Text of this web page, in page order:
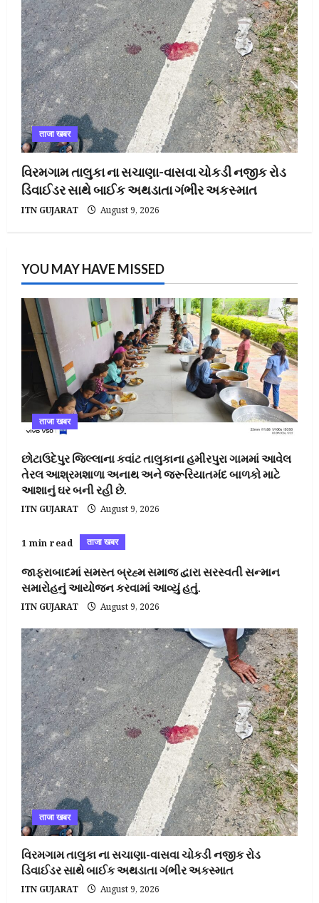
ताजा खबर
વિરમગામ તાલુકા ના સચાણા-વાસવા ચોકડી નજીક રોડ
ડિવાઈડર સાથે બાઈક અથડાતા ગંભીર અકસ્માત
ITN GUJARAT August 9, 2026
YOU MAY HAVE MISSED
ताजा खबर
છોટાઉદેપુર જિલ્લાના કવાંટ તાલુકાના હમીરપુરા ગામમાં આવેલ
તેરલ આશ્રમશાળા અનાથ અને જરૂરિયાતમંદ બાળકો માટે
આશાનું ઘર બની રહી છે.
ITN GUJARAT August 9, 2026
1 min read ताजा खबर
જાફરાબાદમાં સમસ્ત બ્રહ્મ સમાજ દ્વારા સરસ્વતી સન્માન
સમારોહનું આયોજન કરવામાં આવ્યું હતું.
ITN GUJARAT August 9, 2026
ताजा खबर
વિરમગામ તાલુકા ના સચાણા-વાસવા ચોકડી નજીક રોડ
ડિવાઈડર સાથે બાઈક અથડાતા ગંભીર અકસ્માત
ITN GUJARAT August 9, 2026